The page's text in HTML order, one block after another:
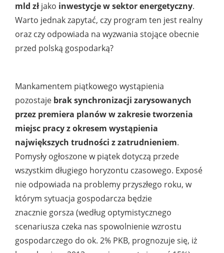
mld zł jako inwestycje w sektor energetyczny.
Warto jednak zapytać, czy program ten jest realny
oraz czy odpowiada na wyzwania stojące obecnie
przed polską gospodarką?
Mankamentem piątkowego wystąpienia
pozostaje brak synchronizacji zarysowanych
przez premiera planów w zakresie tworzenia
miejsc pracy z okresem wystąpienia
największych trudności z zatrudnieniem.
Pomysły ogłoszone w piątek dotyczą przede
wszystkim długiego horyzontu czasowego. Exposé
nie odpowiada na problemy przyszłego roku, w
którym sytuacja gospodarcza będzie
znacznie gorsza (według optymistycznego
scenariusza czeka nas spowolnienie wzrostu
gospodarczego do ok. 2% PKB, prognozuje się, iż